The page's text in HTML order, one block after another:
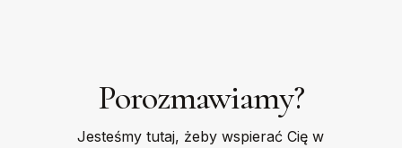
Porozmawiamy?
Jesteśmy tutaj, żeby wspierać Cię w